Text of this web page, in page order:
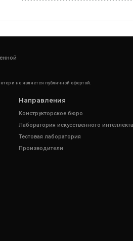
и не является публичной офертой.
Направления
Конструкторское бюро
Лаборатория искусственного интеллекта
Тестовая лаборатория
Производители